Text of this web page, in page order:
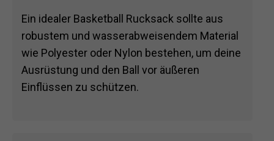
Ein idealer Basketball Rucksack sollte aus
robustem und wasserabweisendem Material
wie Polyester oder Nylon bestehen, um deine
Ausrüstung und den Ball vor äußeren
Einflüssen zu schützen.